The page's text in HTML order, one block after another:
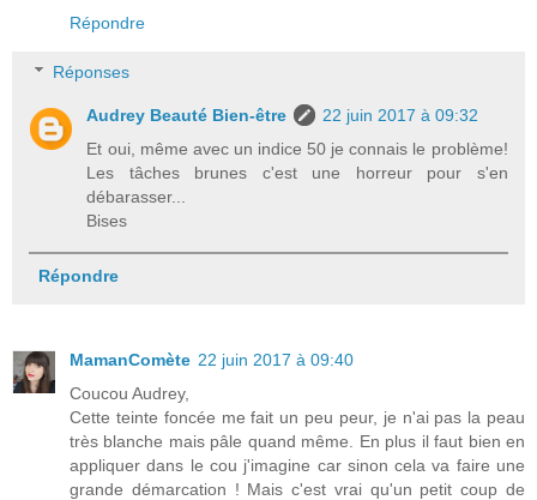
Répondre
Réponses
Audrey Beauté Bien-être
22 juin 2017 à 09:32
Et oui, même avec un indice 50 je connais le problème!
Les tâches brunes c'est une horreur pour s'en
débarasser...
Bises
Répondre
MamanComète 22 juin 2017 à 09:40
Coucou Audrey,
Cette teinte foncée me fait un peu peur, je n'ai pas la peau
très blanche mais pâle quand même. En plus il faut bien en
appliquer dans le cou j'imagine car sinon cela va faire une
grande démarcation ! Mais c'est vrai qu'un petit coup de